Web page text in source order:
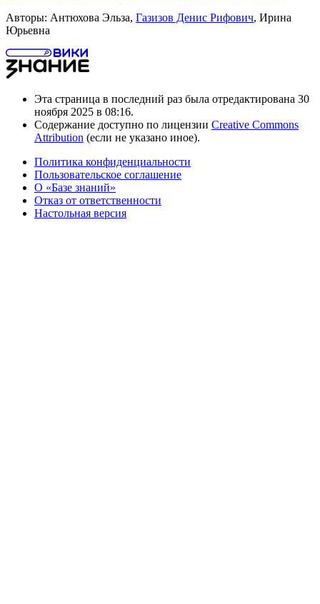
Авторы: Антюхова Эльза, Газизов Денис Рифович, Ирина
Юрьевна
Эта страница в последний раз была отредактирована 30
ноября 2025 в 08:16.
Содержание доступно по лицензии Creative Commons
Attribution (если не указано иное).
Политика конфиденциальности
Пользовательское соглашение
О «Базе знаний»
Отказ от ответственности
Настольная версия